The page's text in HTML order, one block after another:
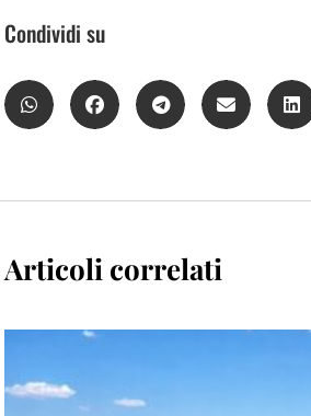
Condividi su
Articoli correlati